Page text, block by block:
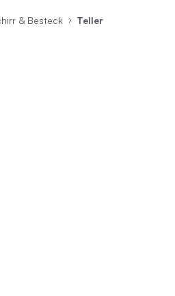
& Besteck Teller